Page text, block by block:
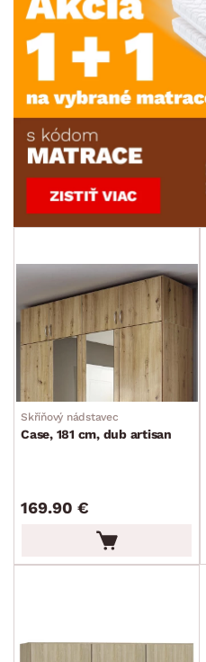
Skříňový nádstavec
Case, 181 cm, dub artisan
169.90 €